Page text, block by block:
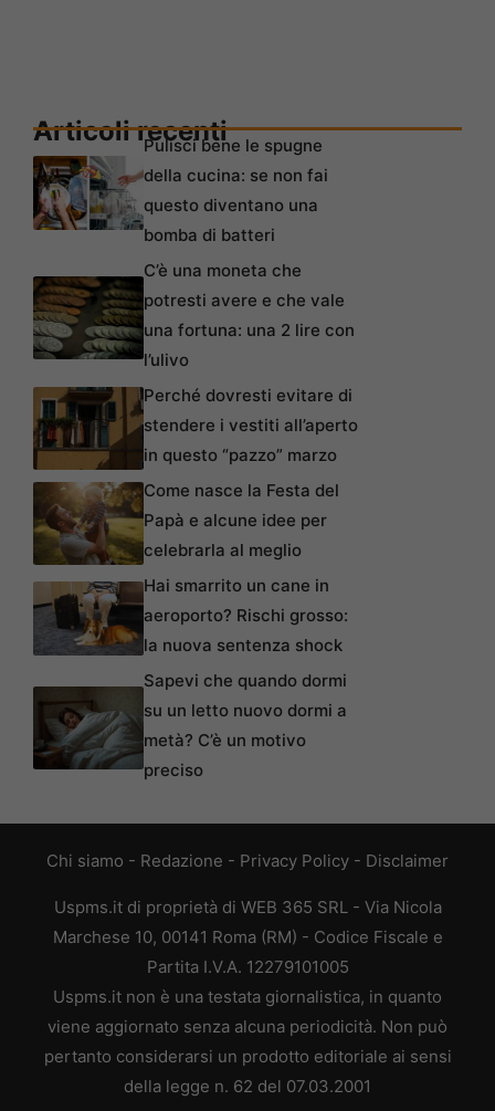
Articoli recentiPulisci bene le spugne
della cucina: se non fai
questo diventano una
bomba di batteri
C’è una moneta che
potresti avere e che vale
una fortuna: una 2 lire con
l’ulivo
Perché dovresti evitare di
stendere i vestiti all’aperto
in questo “pazzo” marzo
Come nasce la Festa del
Papà e alcune idee per
celebrarla al meglio
Hai smarrito un cane in
aeroporto? Rischi grosso:
la nuova sentenza shock
Sapevi che quando dormi
su un letto nuovo dormi a
metà? C’è un motivo
preciso
Chi siamo - Redazione - Privacy Policy - Disclaimer
Uspms.it di proprietà di WEB 365 SRL - Via Nicola
Marchese 10, 00141 Roma (RM) - Codice Fiscale e
Partita I.V.A. 12279101005
Uspms.it non è una testata giornalistica, in quanto
viene aggiornato senza alcuna periodicità. Non può
pertanto considerarsi un prodotto editoriale ai sensi
della legge n. 62 del 07.03.2001